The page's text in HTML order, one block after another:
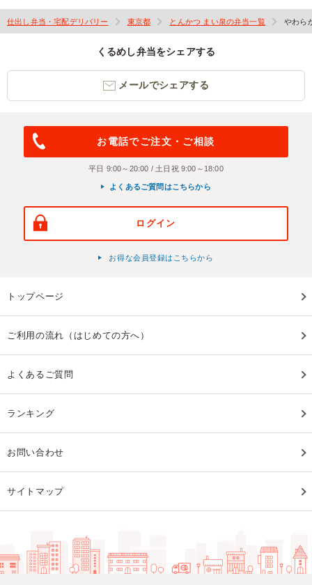
仕出し弁当・宅配デリバリー 東京都 とんかつ まい泉の弁当一覧 やわら
くるめし弁当をシェアする
メールでシェアする
お電話でご注文・ご相談
平日 9:00～20:00 / 土日祝 9:00～18:00
よくあるご質問はこちらから
ログイン
お得な会員登録はこちらから
トップページ
ご利用の流れ（はじめての方へ）
よくあるご質問
ランキング
お問い合わせ
サイトマップ